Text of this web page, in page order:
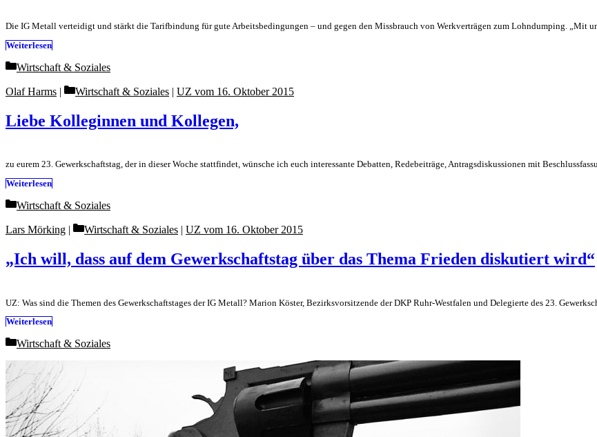
Die IG Metall verteidigt und stärkt die Tarifbindung für gute Arbeitsbedingungen – und gegen den Missbrauch von Werkverträgen zum Lohndumping. „Mit
Weiterlesen
Categories
Wirtschaft & Soziales
Liebe Kolleginnen und Kollegen,
Olaf Harms Categories
Wirtschaft & Soziales | UZ vom 16. Oktober 2015
zu eurem 23. Gewerkschaftstag, der in dieser Woche stattfindet, wünsche ich euch interessante Debatten, Redebeiträge, Antragsdiskussionen mit
Weiterlesen
Categories
Wirtschaft & Soziales
„Ich will, dass auf dem Gewerkschaftstag über das Thema Frieden diskutiert wird“
Lars Mörking Categories
Wirtschaft & Soziales | UZ vom 16. Oktober 2015
UZ: Was sind die Themen des Gewerkschaftstages der IG Metall? Marion Köster, Bezirksvorsitzende der DKP Ruhr-Westfalen und Delegierte des 23.
Weiterlesen
Categories
Wirtschaft & Soziales